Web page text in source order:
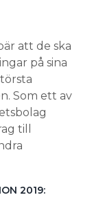
att de ska
på sina
Som ett av
till
2019: